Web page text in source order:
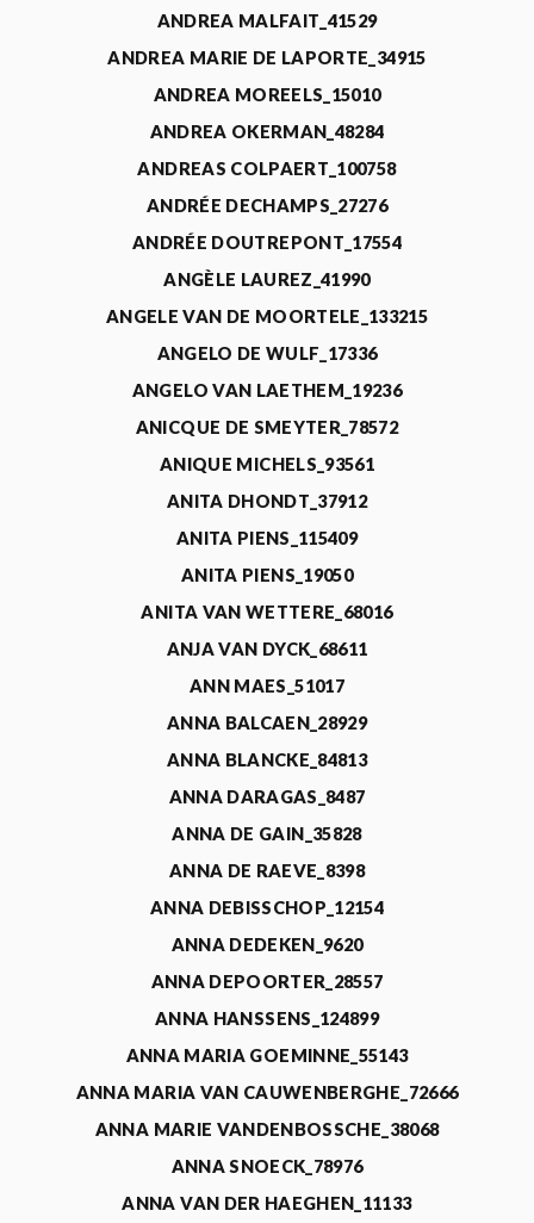
ANDREA MALFAIT_41529
ANDREA MARIE DE LAPORTE_34915
ANDREA MOREELS_15010
ANDREA OKERMAN_48284
ANDREAS COLPAERT_100758
ANDRÉE DECHAMPS_27276
ANDRÉE DOUTREPONT_17554
ANGÈLE LAUREZ_41990
ANGELE VAN DE MOORTELE_133215
ANGELO DE WULF_17336
ANGELO VAN LAETHEM_19236
ANICQUE DE SMEYTER_78572
ANIQUE MICHELS_93561
ANITA DHONDT_37912
ANITA PIENS_115409
ANITA PIENS_19050
ANITA VAN WETTERE_68016
ANJA VAN DYCK_68611
ANN MAES_51017
ANNA BALCAEN_28929
ANNA BLANCKE_84813
ANNA DARAGAS_8487
ANNA DE GAIN_35828
ANNA DE RAEVE_8398
ANNA DEBISSCHOP_12154
ANNA DEDEKEN_9620
ANNA DEPOORTER_28557
ANNA HANSSENS_124899
ANNA MARIA GOEMINNE_55143
ANNA MARIA VAN CAUWENBERGHE_72666
ANNA MARIE VANDENBOSSCHE_38068
ANNA SNOECK_78976
ANNA VAN DER HAEGHEN_11133